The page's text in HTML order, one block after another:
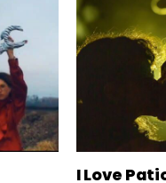
I Love